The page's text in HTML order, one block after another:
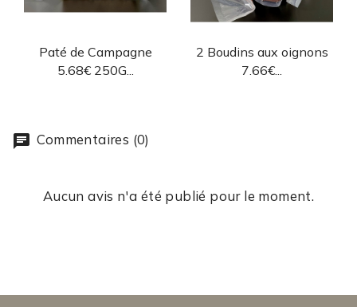
Aperçu rapide
Paté de Campagne
5.68€ 250G...
 Aperçu rapide
2 Boudins aux oignons
7.66€...
Commentaires (0)
Aucun avis n'a été publié pour le moment.